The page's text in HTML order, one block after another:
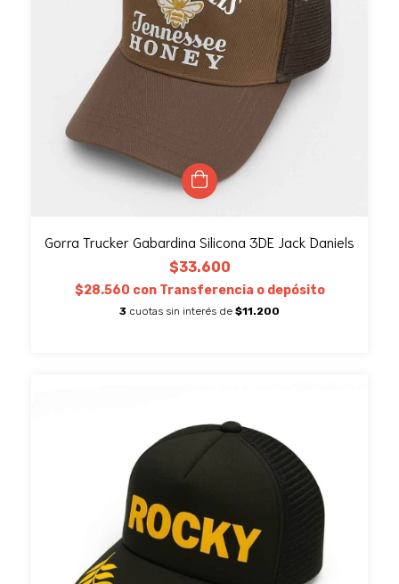
Gorra Trucker Gabardina Silicona 3DE Jack Daniels
$33.600
$28.560 con Transferencia o depósito
3 cuotas sin interés de $11.200